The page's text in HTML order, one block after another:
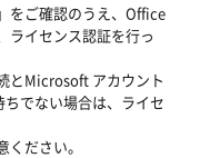
をご確認のうえ、Office
ライセンス認証を行っ
とMicrosoft アカウント
でない場合は、ライセ
ださい。